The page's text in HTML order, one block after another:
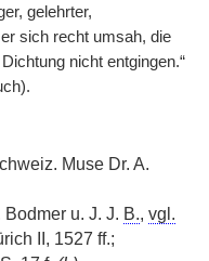
gelehrter,
sich recht umsah, die
nicht entgingen.“
Muse Dr. A.
Bodmer u. J. J. B., vgl.
II, 1527 ff.;